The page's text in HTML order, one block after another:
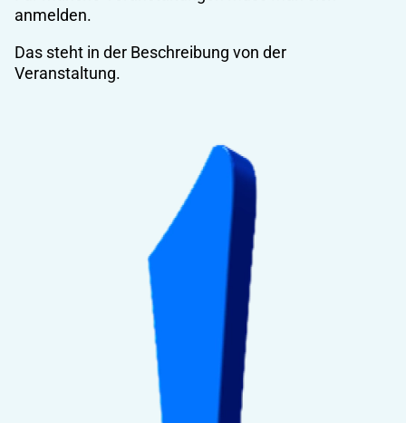
anmelden.
Das steht in der Beschreibung von der
Veranstaltung.